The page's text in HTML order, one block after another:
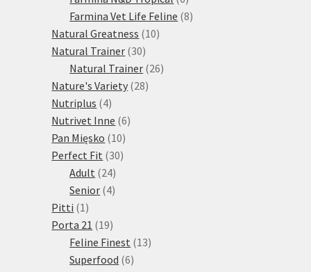
produktů
Farmina Vet Life Feline 88
Natural Greatness 1010
Natural Trainer 3030
produktů
Natural Trainer 2626
Nature's Variety 2828
Nutriplus 44
produkty
Nutrivet Inne 66
Pan Mięsko 1010
produktů
Perfect Fit 3030
Adult 2424
produktů
Senior 44
Pitti 1 1
produkt
Porta 21 1919
produktů
Feline Finest 1313
Superfood 66